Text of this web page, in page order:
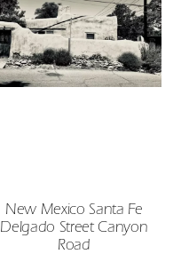
New Mexico Santa Fe
Delgado Street Canyon
Road